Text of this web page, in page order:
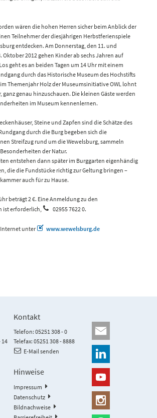
wären die hohen Herren sicher beim Anblick der
Teilnehmer der diesjährigen Herbstferienspiele
entdecken. Am Donnerstag, den 11. und
Oktober 2012 gehen Kinder ab sechs Jahren auf
geht es an beiden Tagen um 14 Uhr mit einem
durch das Historische Museum des Hochstifts
Themenjahr Holz der Museumsinitiative OWL lohnt
ganz genau hinzuschauen. Die kleinen Gäste werden
im Museum kennenlernen.
Steine und Zapfen sind die Schätze des
durch die Burg begeben sich die
Streifzug rund um die Wewelsburg, sammeln
der Natur.
entstehen dann später im Burggarten eigenhändig
die die Fundstücke richtig zur Geltung bringen –
auch für zu Hause.
beträgt 2 €. Eine Anmeldung zu den
ist erforderlich,
02955 7622 0.
Internet unter www.wewelsburg.de
14
Kontakt
Telefon: 05251 308 - 0
Telefax: 05251 308 - 8888
E-Mail senden
Hinweise
Impressum
Datenschutz
Bildnachweise